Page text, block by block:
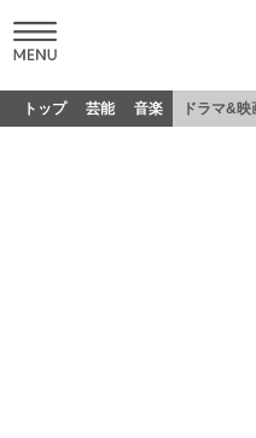
トップ 芸能 音楽 ドラマ&映